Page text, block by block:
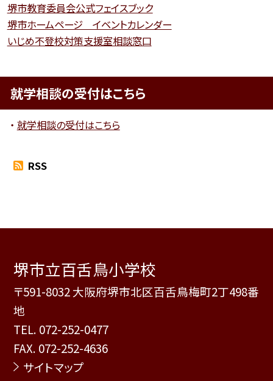
堺市教育委員会公式フェイスブック
堺市ホームページ イベントカレンダー
いじめ不登校対策支援室相談窓口
就学相談の受付はこちら
就学相談の受付はこちら
RSS
堺市立百舌鳥小学校
〒591-8032 大阪府堺市北区百舌鳥梅町2丁498番
地
TEL. 072-252-0477
FAX. 072-252-4636
サイトマップ